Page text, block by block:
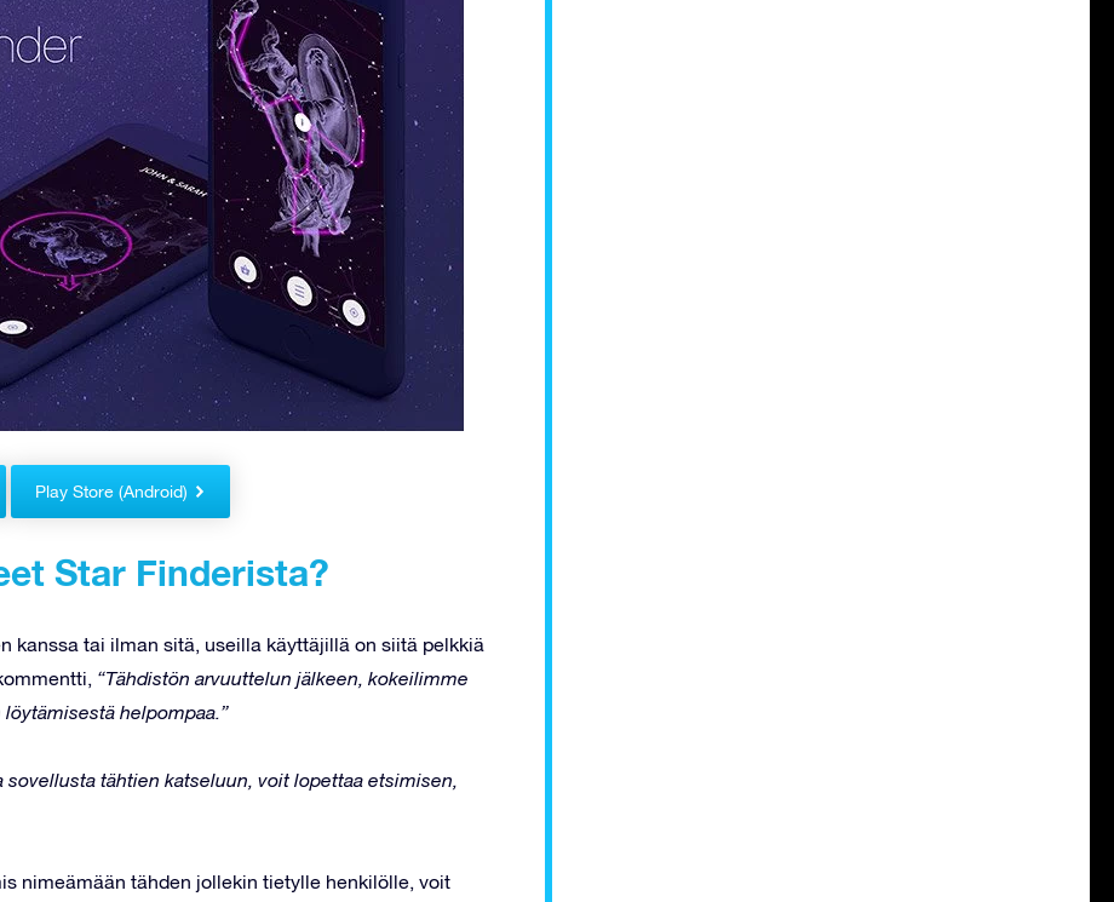
Play Store (Android)
Star Finderista?
kanssa tai ilman sitä, useilla käyttäjillä on siitä pelkkiä
“Tähdistön arvuuttelun jälkeen, kokeilimme
helpompaa.”
sovellusta tähtien katseluun, voit lopettaa etsimisen,
nimeämään tähden jollekin tietylle henkilölle, voit